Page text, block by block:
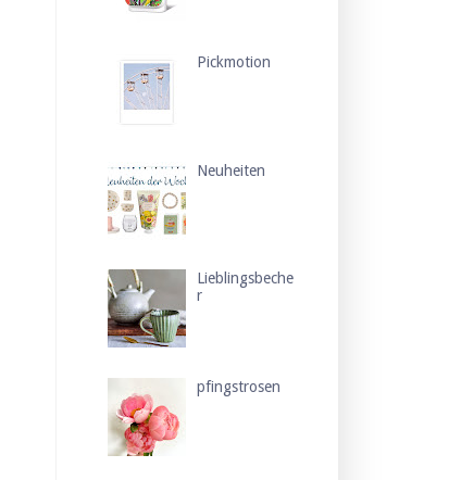
Pickmotion
Neuheiten
Lieblingsbeche
r
pfingstrosen